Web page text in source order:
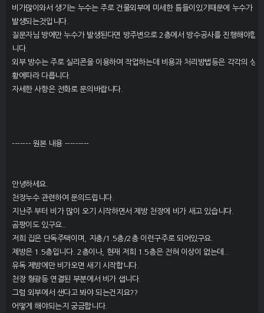
비가많이와서 생기는 누수는 주로 건물외부에 미세한 틈들이있기때문에 누수가
발생되는것입니다.
질문자님 방에만 누수가 발생된다면 방주변으로 2층에서 방수공사를 진행해야합
니다.
외부 방수는 주로 실리콘을 이용하여 작업하는데 비용과 처리방법등은 각각의 상
황에따라 다릅니다.
자세한 사항은 전화로 문의바랍니다.
------- 원본 내용 ---------
안녕하세요.
천장누수 관련하여 문의드립니다.
지난주 부터 비가 많이 오기 시작하면서 제방 천장에 비가 새고 있습니다.
곰팡이도 있구요..
저희 집은 단독주택이며, 지층/1.5층/2층 이런구주로 되어있구요.
제방은 1.5층입니다. 2층이나, 현재 저희 1.5층은 전혀 이상이 없는데..
유독 제방에만 비가오면 새기 시작합니다.
천장 형광등 연결된 부분에서 비가 샙니다.
그럼 외부에서 샌다고 봐야 되는건지요??
어떻게 해야되는지 궁금합니다.